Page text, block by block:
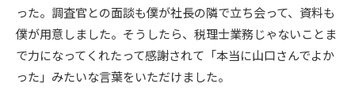
った。調査官との面談も僕が社長の隣で立ち会って、資料も
僕が用意しました。そうしたら、税理士業務じゃないことま
で力になってくれたって感謝されて「本当に山口さんでよか
った」みたいな言葉をいただけました。